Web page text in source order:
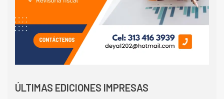
ÚLTIMAS EDICIONES IMPRESAS